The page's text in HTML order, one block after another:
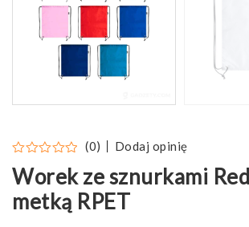
(0) Dodaj opinię
Worek ze sznurkami
metką RPET